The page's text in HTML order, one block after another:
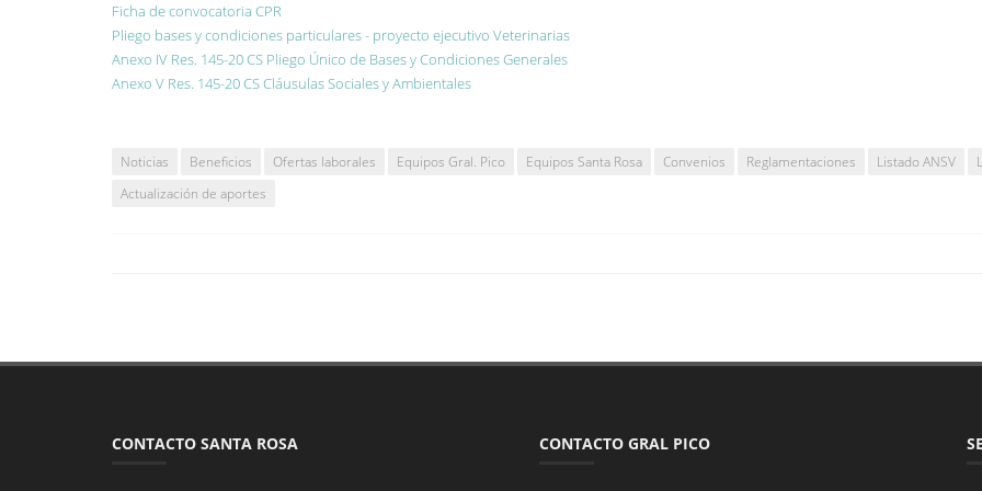
Ficha de convocatoria CPR
Pliego bases y condiciones particulares - proyecto ejecutivo Veterinarias
Anexo IV Res. 145-20 CS Pliego Único de Bases y Condiciones Generales
Anexo V Res. 145-20 CS Cláusulas Sociales y Ambientales
Noticias Beneficios Ofertas laborales Equipos Gral. Pico Equipos Santa Rosa Convenios Reglamentaciones Listado ANSV
Actualización de aportes
CONTACTO SANTA ROSA CONTACTO GRAL PICO